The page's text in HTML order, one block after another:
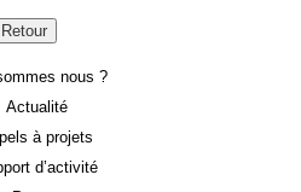
Retour
nous ?
Actualité
à projets
d’activité